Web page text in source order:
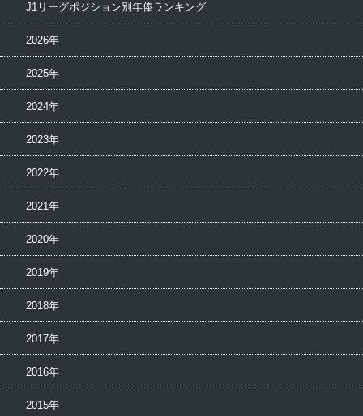
J1リーグポジション別年俸ランキング
2026年
2025年
2024年
2023年
2022年
2021年
2020年
2019年
2018年
2017年
2016年
2015年